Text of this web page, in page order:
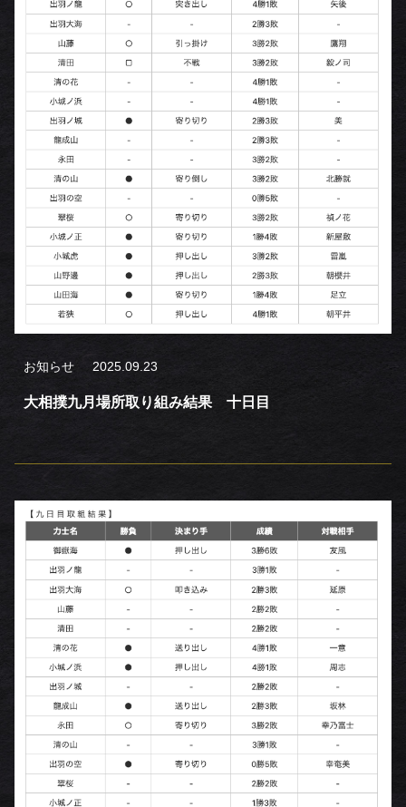
お知らせ 2025.09.23
大相撲九月場所取り組み結果 十日目